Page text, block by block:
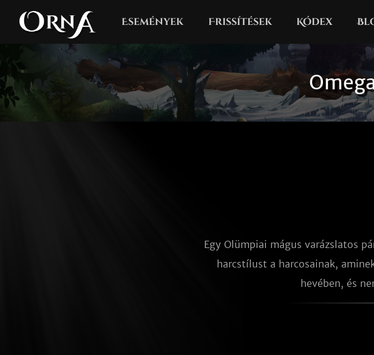
Események Frissítések Kódex
Egy Olümpiai mágus varázslatos
harcstílust a harcosainak,
hevében, és